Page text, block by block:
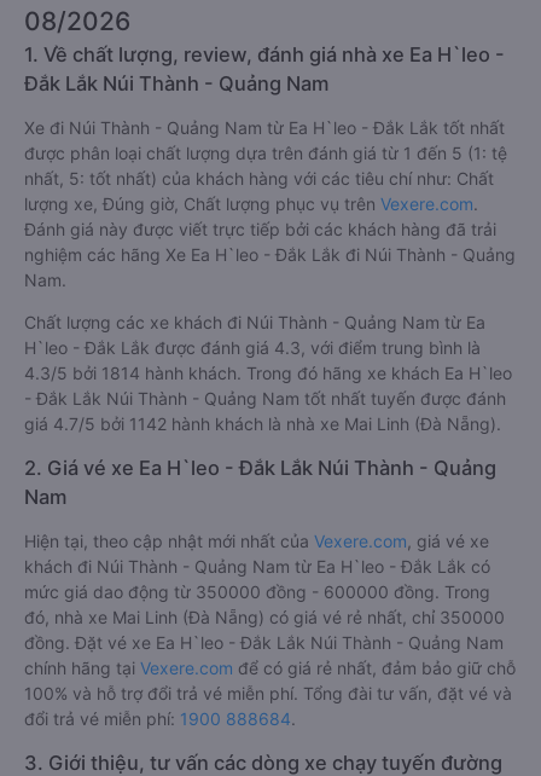
08/2026
1. Về chất lượng, review, đánh giá nhà xe Ea H`leo -
Đắk Lắk Núi Thành - Quảng Nam
Xe đi Núi Thành - Quảng Nam từ Ea H`leo - Đắk Lắk tốt nhất
được phân loại chất lượng dựa trên đánh giá từ 1 đến 5 (1: tệ
nhất, 5: tốt nhất) của khách hàng với các tiêu chí như: Chất
lượng xe, Đúng giờ, Chất lượng phục vụ trên Vexere.com.
Đánh giá này được viết trực tiếp bởi các khách hàng đã trải
nghiệm các hãng Xe Ea H`leo - Đắk Lắk đi Núi Thành - Quảng
Nam.
Chất lượng các xe khách đi Núi Thành - Quảng Nam từ Ea
H`leo - Đắk Lắk được đánh giá 4.3, với điểm trung bình là
4.3/5 bởi 1814 hành khách. Trong đó hãng xe khách Ea H`leo
- Đắk Lắk Núi Thành - Quảng Nam tốt nhất tuyến được đánh
giá 4.7/5 bởi 1142 hành khách là nhà xe Mai Linh (Đà Nẵng).
2. Giá vé xe Ea H`leo - Đắk Lắk Núi Thành - Quảng
Nam
Hiện tại, theo cập nhật mới nhất của Vexere.com , giá vé xe
khách đi Núi Thành - Quảng Nam từ Ea H`leo - Đắk Lắk có
mức giá dao động từ 350000 đồng - 600000 đồng. Trong
đó, nhà xe Mai Linh (Đà Nẵng) có giá vé rẻ nhất, chỉ 350000
đồng. Đặt vé xe Ea H`leo - Đắk Lắk Núi Thành - Quảng Nam
chính hãng tại Vexere.com để có giá rẻ nhất, đảm bảo giữ chỗ
100% và hỗ trợ đổi trả vé miễn phí. Tổng đài tư vấn, đặt vé và
đổi trả vé miễn phí: 1900 888684.
3. Giới thiệu, tư vấn các dòng xe chạy tuyến đường